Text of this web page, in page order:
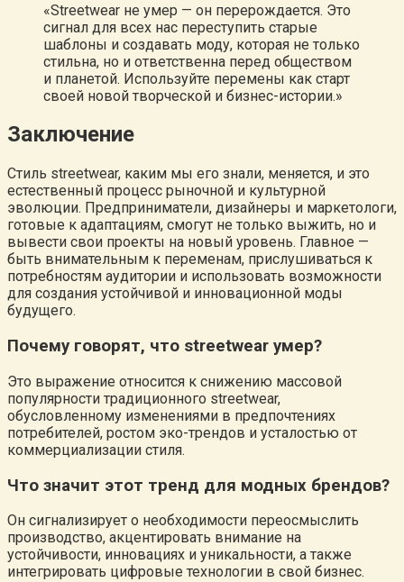
«Streetwear не умер — он перерождается. Это
сигнал для всех нас переступить старые
шаблоны и создавать моду, которая не только
стильна, но и ответственна перед обществом
и планетой. Используйте перемены как старт
своей новой творческой и бизнес-истории.»
Заключение
Стиль streetwear, каким мы его знали, меняется, и это
естественный процесс рыночной и культурной
эволюции. Предприниматели, дизайнеры и маркетологи,
готовые к адаптациям, смогут не только выжить, но и
вывести свои проекты на новый уровень. Главное —
быть внимательным к переменам, прислушиваться к
потребностям аудитории и использовать возможности
для создания устойчивой и инновационной моды
будущего.
Почему говорят, что streetwear умер?
Это выражение относится к снижению массовой
популярности традиционного streetwear,
обусловленному изменениями в предпочтениях
потребителей, ростом эко-трендов и усталостью от
коммерциализации стиля.
Что значит этот тренд для модных брендов?
Он сигнализирует о необходимости переосмыслить
производство, акцентировать внимание на
устойчивости, инновациях и уникальности, а также
интегрировать цифровые технологии в свой бизнес.